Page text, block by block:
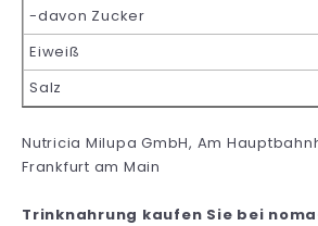
-davon Zucker
Eiweiß
Salz
Nutricia Milupa GmbH, Am
Frankfurt am Main
Trinknahrung kaufen Sie bei